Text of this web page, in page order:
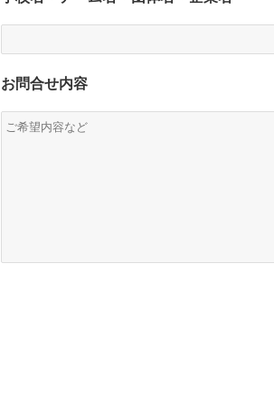
お問合せ内容